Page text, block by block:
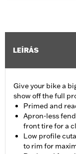
LEÍRÁS
Give your bike a
show off the full
Primed and
Apron-less
front tire for a
Low profile
to rim for